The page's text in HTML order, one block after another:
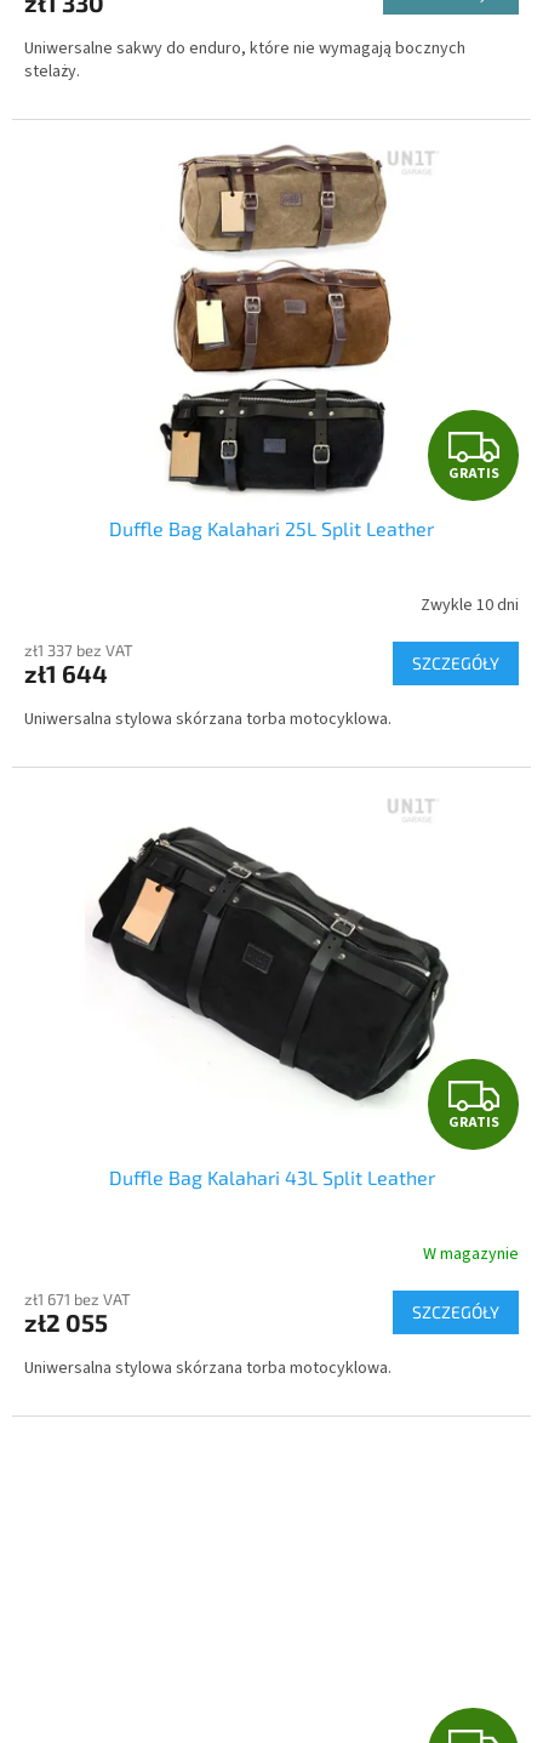
Uniwersalne sakwy do enduro, które nie wymagają bocznych
stelaży.
G
R
T
I
S
GRATIS
Duffle Bag Kalahari 25L Split Leather
Zwykle 10 dni
zł1 337 bez VAT
zł1 644 SZCZEGÓŁY
Uniwersalna stylowa skórzana torba motocyklowa.
G
R
T
I
S
GRATIS
Duffle Bag Kalahari 43L Split Leather
W magazynie
zł1 671 bez VAT
zł2 055 SZCZEGÓŁY
Uniwersalna stylowa skórzana torba motocyklowa.